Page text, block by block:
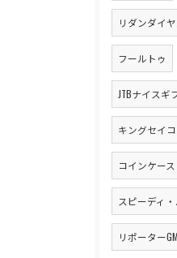
リダンダイ
フールトゥ
JTBナイスギ
キングセイ
コインケース
スピーディ
リポーターGM